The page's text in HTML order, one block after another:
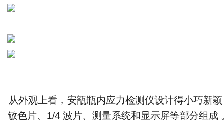
从外观上看，安瓿瓶内应力检测仪设计得小巧新
敏色片、1/4 波片、测量系统和显示屏等部分组